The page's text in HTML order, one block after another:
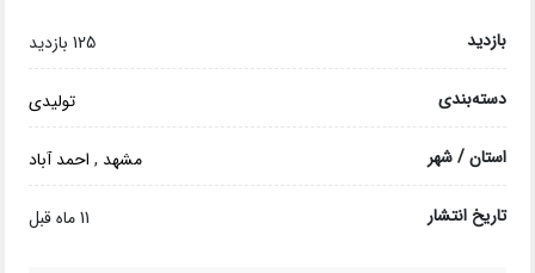
بازدید 125 بازدید
دسته‌بندی تولیدی
استان / شهر مشهد , احمد آباد
تاریخ انتشار 11 ماه قبل